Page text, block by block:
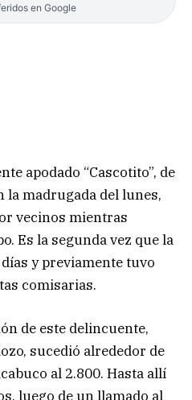
en Google
apodado “Cascotito”, de
la madrugada del lunes,
vecinos mientras
Es la segunda vez que la
y previamente tuvo
comisarias.
de este delincuente,
sucedió alrededor de
al 2.800. Hasta allí
luego de un llamado al